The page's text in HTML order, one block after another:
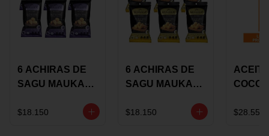
6 ACHIRAS DE
SAGU MAUKA
$18.150
6 ACHIRAS DE
SAGU MAUKA
GRS
$18.150
COCO
150G
$28.550